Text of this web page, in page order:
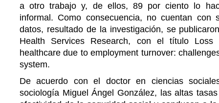
a otro trabajo y, de ellos, 89 por ciento lo
informal. Como consecuencia, no cuentan con
datos, resultado de la investigación, se
Health Services Research, con el título
healthcare due to employment turnover:
system.
De acuerdo con el doctor en ciencias
sociología Miguel Ángel González, las altas